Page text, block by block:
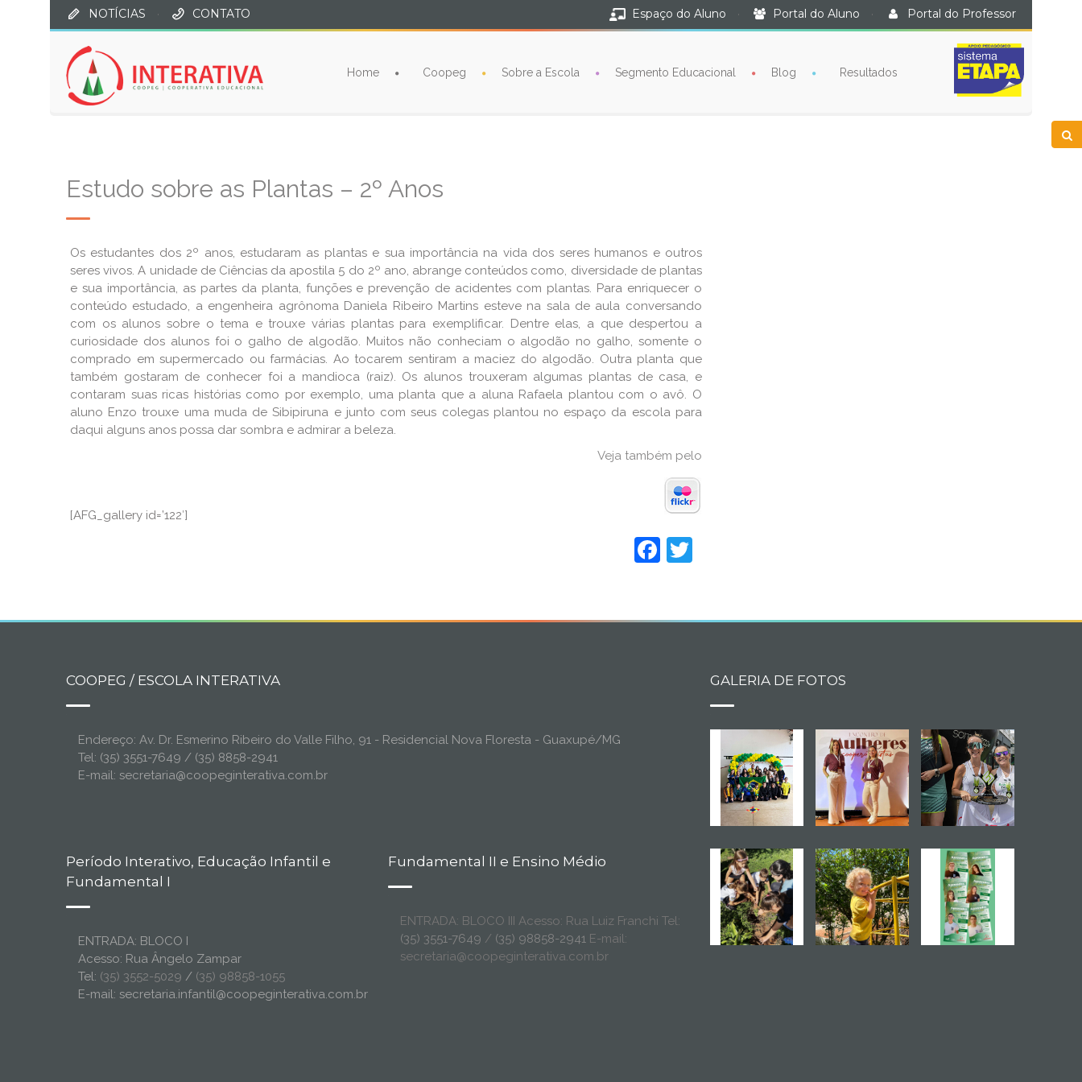
NOTÍCIAS · CONTATO Espaço do Aluno · Portal do Aluno · Portal do Professor
Home Coopeg Sobre a Escola Segmento Educacional Blog Resultados
Estudo sobre as Plantas – 2º Anos
Os estudantes dos 2º anos, estudaram as plantas e sua importância na vida dos seres humanos e outros
seres vivos. A unidade de Ciências da apostila 5 do 2º ano, abrange conteúdos como, diversidade de plantas
e sua importância, as partes da planta, funções e prevenção de acidentes com plantas. Para enriquecer o
conteúdo estudado, a engenheira agrônoma Daniela Ribeiro Martins esteve na sala de aula conversando
com os alunos sobre o tema e trouxe várias plantas para exemplificar. Dentre elas, a que despertou a
curiosidade dos alunos foi o galho de algodão. Muitos não conheciam o algodão no galho, somente o
comprado em supermercado ou farmácias. Ao tocarem sentiram a maciez do algodão. Outra planta que
também gostaram de conhecer foi a mandioca (raiz). Os alunos trouxeram algumas plantas de casa, e
contaram suas ricas histórias como por exemplo, uma planta que a aluna Rafaela plantou com o avô. O
aluno Enzo trouxe uma muda de Sibipiruna e junto com seus colegas plantou no espaço da escola para
daqui alguns anos possa dar sombra e admirar a beleza.
Veja também pelo
[AFG_gallery id=’122′]
Facebook
Twitter
COOPEG / ESCOLA INTERATIVA
Endereço: Av. Dr. Esmerino Ribeiro do Valle Filho, 91 - Residencial Nova Floresta - Guaxupé/MG
Tel: (35) 3551-7649 / (35) 8858-2941
E-mail: secretaria@coopeginterativa.com.br
Período Interativo, Educação Infantil e
Fundamental I
ENTRADA: BLOCO I
Acesso: Rua Ângelo Zampar
Tel: (35) 3552-5029 / (35) 98858-1055
E-mail: secretaria.infantil@coopeginterativa.com.br
Fundamental II e Ensino Médio
ENTRADA: BLOCO III Acesso: Rua Luiz Franchi Tel:
(35) 3551-7649 / (35) 98858-2941E-mail:
secretaria@coopeginterativa.com.br
GALERIA DE FOTOS